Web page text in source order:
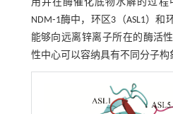
用并在酶催化底物水解的过
NDM⁃1酶中，环区3（ASL1）和
能够向远离锌离子所在的酶活
性中心可以容纳具有不同分子构